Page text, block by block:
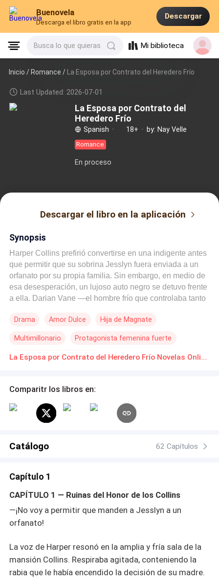
Buenovela
Descarga el libro gratis en la app
Descargar
Busca lo que quieras Mi biblioteca
Inicio /Romance / La Esposa por Contrato del Heredero Frío
Last Updated: 2026-07-01
La Esposa por Contrato del
Heredero Frío
Spanish · 18+ · by: Nay Velle
Romance
En proceso
Descargar el libro en la aplicación
Synopsis
Harper Collins prefirió convertirse en una indigente antes
que permitir que su sobrina Jesslyn fuera enviada a un
orfanato por su propia familia. Sin embargo, en medio de
esa desesperación, un lujoso auto negro se detuvo frente
a ella. Darian Vane —el hombre frío que controlaba tanto
apareció y reclamó a Jesslyn como su propia sangre. Los
Darian no solo se convirtió en su protector, sino también
en quien impuso una condición demencial: Harper debía
matrimonio sin amor, las amenazas de Victoria Averil y
en un dilema. Cuanto más conocía a ese hombre, más se
daba cuenta de que ese contrato quizá nunca llegaría a
Drama Amor Dulce Hija de Magnate
Multimillonario Protagonista femenina fuerte
Matrimonio por Contrato La Esposa por Contrato del Heredero Frío Novelas Online Descarga gratuita de PDF
Comparitr los libros en:
Catálogo 62 Capítulos
Capítulo 1
CAPÍTULO 1 — Ruinas del Honor de los Collins
—¡No voy a permitir que manden a Jesslyn a un
orfanato!
La voz de Harper resonó en la amplia y fría sala de la
mansión Collins. Respiraba agitada, conteniendo la
rabia que le había encendido la decisión de su madre.